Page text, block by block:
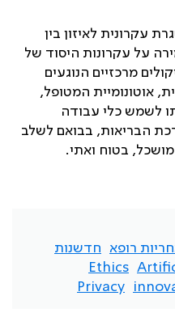
עקרונית לאיזון בין
על עקרונות היסוד של
מרכזיים הנוגעים
אוטונומיית המטופל,
לשמש כלי עבודה
הבריאות, בבואם לשלב
בטוח ואתי.
רופא
חדשנות
Ethics
Privacy